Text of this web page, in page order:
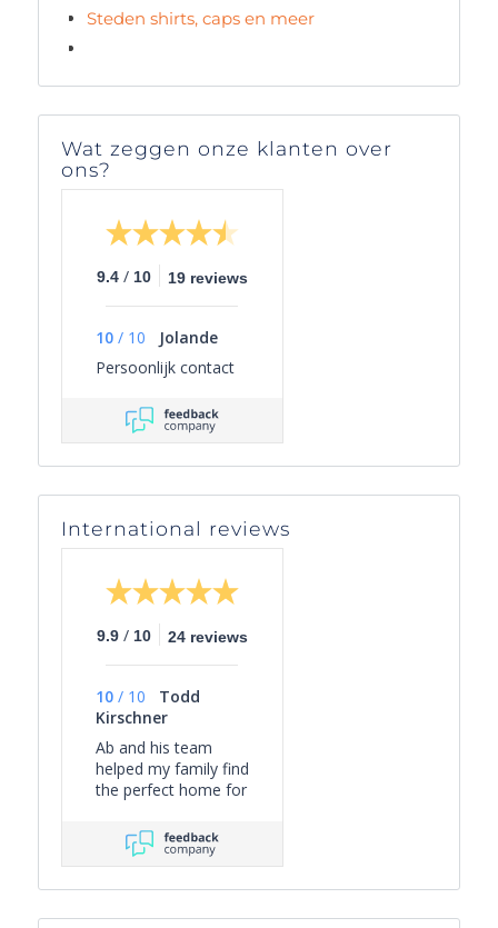
Steden shirts, caps en meer
Wat zeggen onze klanten over
ons?
9.4 / 10 19 reviews
10 / 10
Jolande
Persoonlijk contact
International reviews
9.9 / 10 24 reviews
10 / 10
Todd
Kirschner
Ab and his team
helped my family find
the perfect home for
responsive to our
needs and curated
the right collection of
properties for
efficient viewing.